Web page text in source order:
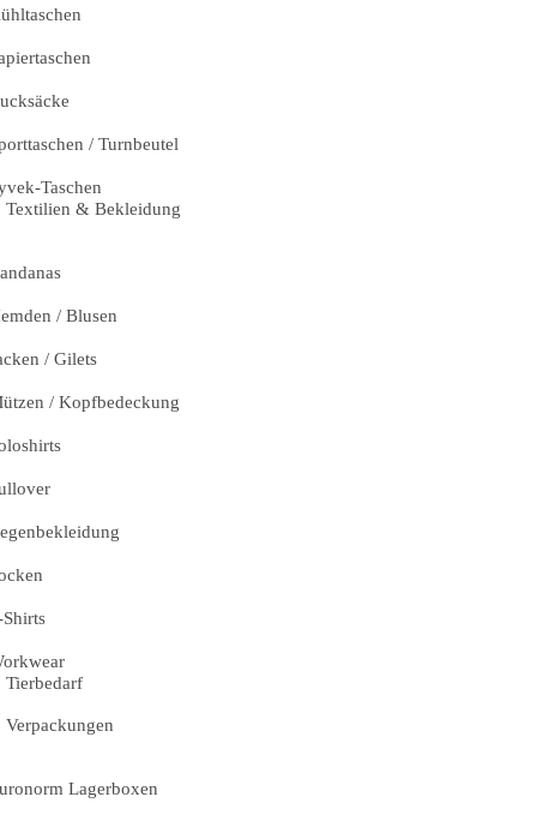
/ Turnbeutel
Taschen
Textilien & Bekleidung
/ Blusen
/ Gilets
/ Kopfbedeckung
Shirts
Tierbedarf
Verpackungen
Lagerboxen